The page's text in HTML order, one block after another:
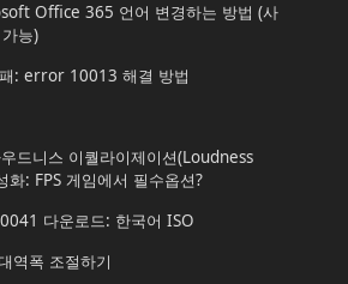
Office 365 언어 변경하는 방법 (사
능)
: error 10013 해결 방법
드니스 이퀄라이제이션(Loudness
: FPS 게임에서 필수옵션?
다운로드: 한국어 ISO
역폭 조절하기